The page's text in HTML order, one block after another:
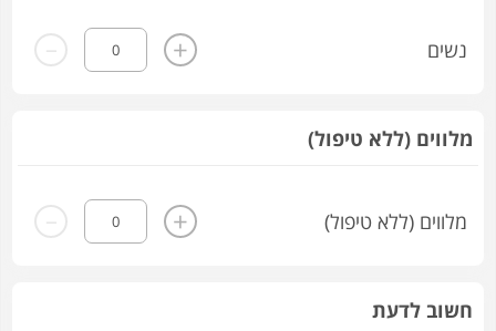
נשים +
-
מלווים (ללא טיפול)
מלווים (ללא טיפול) +
-
חשוב לדעת